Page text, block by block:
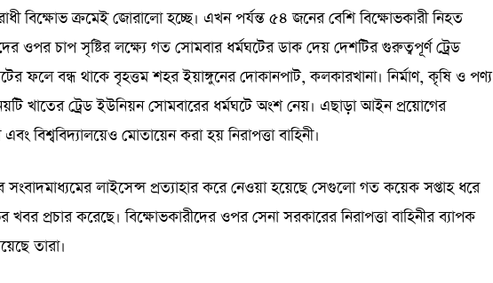
বিক্ষোভ ক্রমেই জোরালো হচ্ছে। এখন পর্যন্ত ৫৪ জনের বেশি বিক্ষোভকারী নিহত
ওপর চাপ সৃষ্টির লক্ষ্যে গত সোমবার ধর্মঘটের ডাক দেয় দেশটির গুরুত্বপূর্ণ ট্রেড
ফলে বন্ধ থাকে বৃহত্তম শহর ইয়াঙ্গুনের দোকানপাট, কলকারখানা। নির্মাণ, কৃষি ও পণ্য
খাতের ট্রেড ইউনিয়ন সোমবারের ধর্মঘটে অংশ নেয়। এছাড়া আইন প্রয়োগের
বিশ্ববিদ্যালয়েও মোতায়েন করা হয় নিরাপত্তা বাহিনী।
লাইসেন্স প্রত্যাহার করে নেওয়া হয়েছে সেগুলো গত কয়েক সপ্তাহ ধরে
খবর প্রচার করেছে। বিক্ষোভকারীদের ওপর সেনা সরকারের নিরাপত্তা বাহিনীর ব্যাপক
তারা।